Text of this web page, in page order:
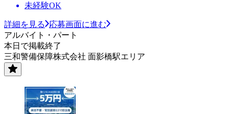
未経験OK
詳細を見る
応募画面に進む
アルバイト・パート
本日で掲載終了
三和警備保障株式会社 面影橋駅エリア